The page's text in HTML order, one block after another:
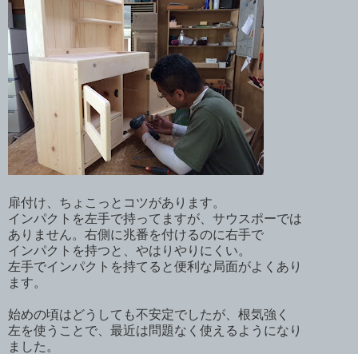
扉付け、ちょこっとコツがあります。
インパクトを左手で持ってますが、サウスポーでは
ありません。右側に兆番を付けるのに右手で
インパクトを持つと、やはりやりにくい。
左手でインパクトを持てると便利な局面がよくあり
ます。
始めの頃はどうしても不安定でしたが、根気強く
左を使うことで、最近は問題なく使えるようになり
ました。